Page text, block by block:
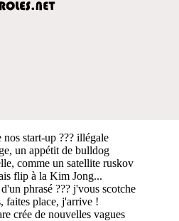
start-up ??? illégale
un appétit de bulldog
comme un satellite ruskov
flip à la Kim Jong...
phrasé ??? j'vous scotche
faites place, j'arrive !
crée de nouvelles vagues